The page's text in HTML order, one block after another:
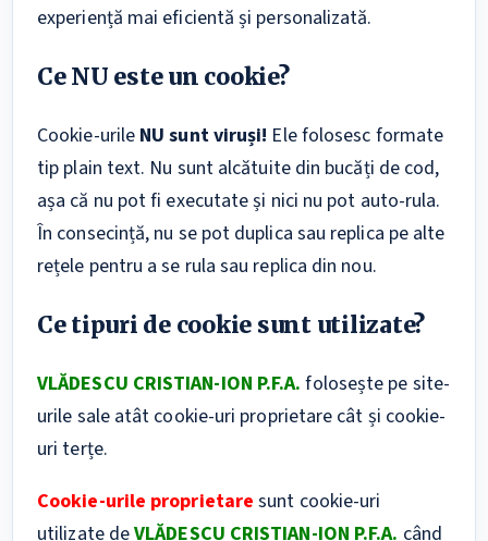
experiență mai eficientă și personalizată.
Ce NU este un cookie?
Cookie-urile NU sunt viruși! Ele folosesc formate
tip plain text. Nu sunt alcătuite din bucăți de cod,
așa că nu pot fi executate și nici nu pot auto-rula.
În consecință, nu se pot duplica sau replica pe alte
rețele pentru a se rula sau replica din nou.
Ce tipuri de cookie sunt utilizate?
VLĂDESCU CRISTIAN-ION P.F.A. folosește pe site-
urile sale atât cookie-uri proprietare cât și cookie-
uri terțe.
Cookie-urile proprietare sunt cookie-uri
utilizate deVLĂDESCU CRISTIAN-ION P.F.A. când